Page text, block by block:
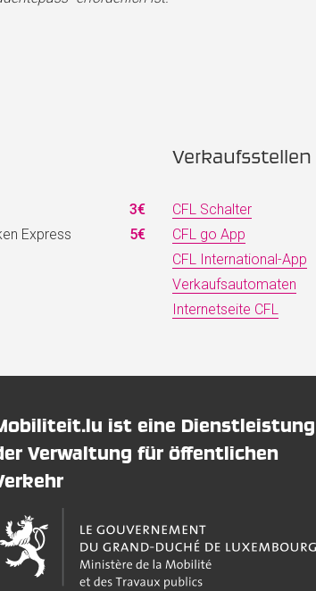
3€
Express
5€
Verkaufsstellen
CFL Schalter
CFL go App
CFL International-App
Verkaufsautomaten
Internetseite CFL
ist eine Dienstleistung
Verwaltung für öffentlichen